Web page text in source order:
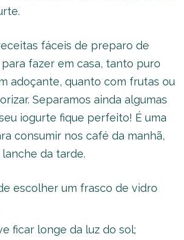
fáceis de preparo de
fazer em casa, tanto puro
adoçante, quanto com frutas ou
Separamos ainda algumas
iogurte fique perfeito! É uma
consumir nos café da manhã,
da tarde.
escolher um frasco de vidro
ficar longe da luz do sol;